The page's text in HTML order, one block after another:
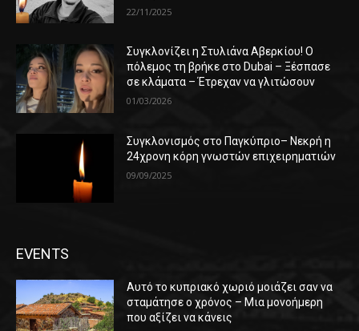
22/11/2025
Συγκλονίζει η Στυλιάνα Αβερκίου! Ο
πόλεμος τη βρήκε στο Dubai – Ξέσπασε
σε κλάματα – Έτρεχαν να γλιτώσουν
01/03/2026
Συγκλονισμός στο Παγκύπριο– Νεκρή η
24χρονη κόρη γνωστών επιχειρηματιών
09/09/2025
EVENTS
Αυτό το κυπριακό χωριό μοιάζει σαν να
σταμάτησε ο χρόνος – Μια μονοήμερη
που αξίζει να κάνεις